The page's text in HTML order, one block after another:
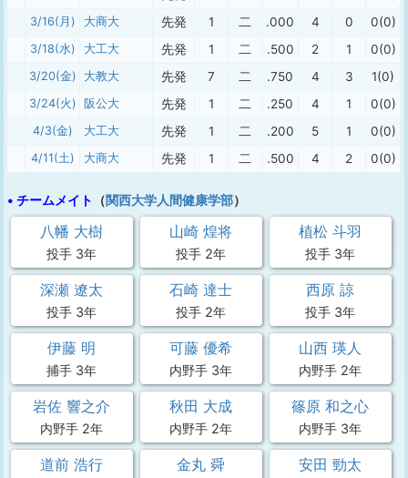
3/16(月) 大商大 先発 1 二 .000 4 0 0(0)
3/18(水) 大工大 先発 1 二 .500 2 1 0(0)
3/20(金) 大教大 先発 7 二 .750 4 3 1(0)
3/24(火) 阪公大 先発 1 二 .250 4 1 0(0)
4/3(金) 大工大 先発 1 二 .200 5 1 0(0)
4/11(土) 大商大 先発 1 二 .500 4 2 0(0)
• チームメイト （関西大学人間健康学部）
八幡 大樹
投手 3年
山崎 煌将
投手 2年
植松 斗羽
投手 3年
深瀬 遼太
投手 3年
石崎 達士
投手 2年
西原 諒
投手 3年
伊藤 明
捕手 3年
可藤 優希
内野手 3年
山西 瑛人
内野手 2年
岩佐 響之介
内野手 2年
秋田 大成
内野手 2年
篠原 和之心
内野手 3年
道前 浩行 金丸 舜 安田 勁太